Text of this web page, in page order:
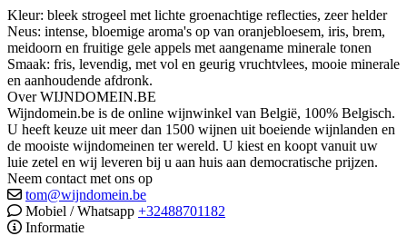
Kleur: bleek strogeel met lichte groenachtige reflecties, zeer helder
Neus: intense, bloemige aroma's op van oranjebloesem, iris, brem,
meidoorn en fruitige gele appels met aangename minerale tonen
Smaak: fris, levendig, met vol en geurig vruchtvlees, mooie minerale
en aanhoudende afdronk.
Over WIJNDOMEIN.BE
Wijndomein.be is de online wijnwinkel van België, 100% Belgisch.
U heeft keuze uit meer dan 1500 wijnen uit boeiende wijnlanden en
de mooiste wijndomeinen ter wereld. U kiest en koopt vanuit uw
luie zetel en wij leveren bij u aan huis aan democratische prijzen.
Neem contact met ons op
tom@wijndomein.be
Mobiel / Whatsapp +32488701182
Informatie